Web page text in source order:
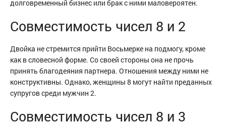
долговременный бизнес или брак с ними маловероятен.
Совместимость чисел 8 и 2
Двойка не стремится прийти Восьмерке на подмогу, кроме
как в словесной форме. Со своей стороны она не прочь
принять благодеяния партнера. Отношения между ними не
конструктивны. Однако, женщины 8 могут найти преданных
супругов среди мужчин 2.
Совместимость чисел 8 и 3